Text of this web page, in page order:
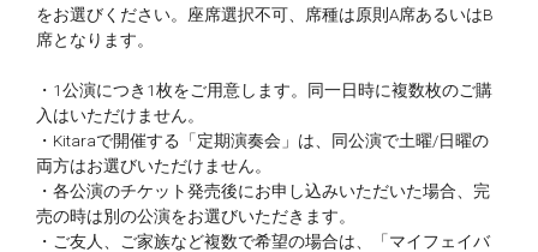
をお選びください。座席選択不可、席種は原則A席あるいはB
席となります。
・1公演につき1枚をご用意します。同一日時に複数枚のご購
入はいただけません。
・Kitaraで開催する「定期演奏会」は、同公演で土曜/日曜の
両方はお選びいただけません。
・各公演のチケット発売後にお申し込みいただいた場合、完
売の時は別の公演をお選びいただきます。
・ご友人、ご家族など複数で希望の場合は、「マイフェイバ